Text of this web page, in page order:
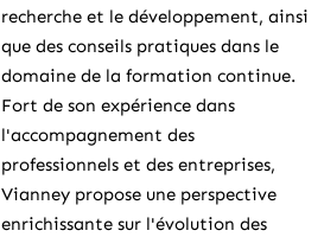
recherche et le développement, ainsi
que des conseils pratiques dans le
domaine de la formation continue.
Fort de son expérience dans
l'accompagnement des
professionnels et des entreprises,
Vianney propose une perspective
enrichissante sur l'évolution des